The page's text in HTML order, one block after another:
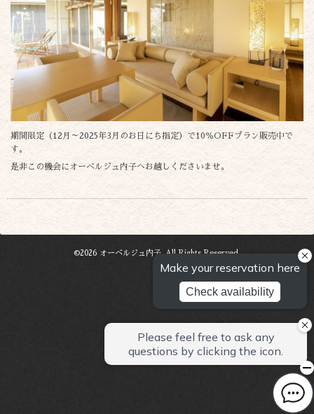
期間限定（12月～2025年3月のお日にち指定）で10％OFFプラン販売中で
す。
是非この機会にオーベルジュ内子へお越しくださいませ。
©2026 オーベルジュ内子. All Rights Reserved.